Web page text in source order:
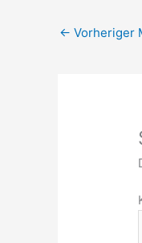
← Vorheriger